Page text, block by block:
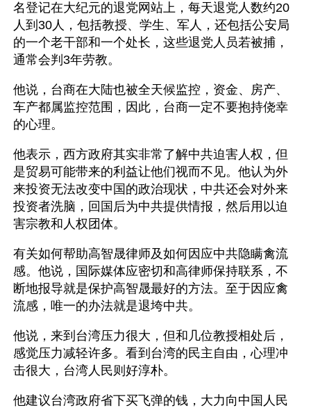
名登记在大纪元的退党网站上，每天退党人数约20
人到30人，包括教授、学生、军人，还包括公安局
的一个老干部和一个处长，这些退党人员若被捕，
通常会判3年劳教。
他说，台商在大陆也被全天候监控，资金、房产、
车产都属监控范围，因此，台商一定不要抱持侥幸
的心理。
他表示，西方政府其实非常了解中共迫害人权，但
是贸易可能带来的利益让他们视而不见。他认为外
来投资无法改变中国的政治现状，中共还会对外来
投资者洗脑，回国后为中共提供情报，然后用以迫
害宗教和人权团体。
有关如何帮助高智晟律师及如何因应中共隐瞒禽流
感。他说，国际媒体应密切和高律师保持联系，不
断地报导就是保护高智晟最好的方法。至于因应禽
流感，唯一的办法就是退垮中共。
他说，来到台湾压力很大，但和几位教授相处后，
感觉压力减轻许多。看到台湾的民主自由，心理冲
击很大，台湾人民则好淳朴。
他建议台湾政府省下买飞弹的钱，大力向中国人民